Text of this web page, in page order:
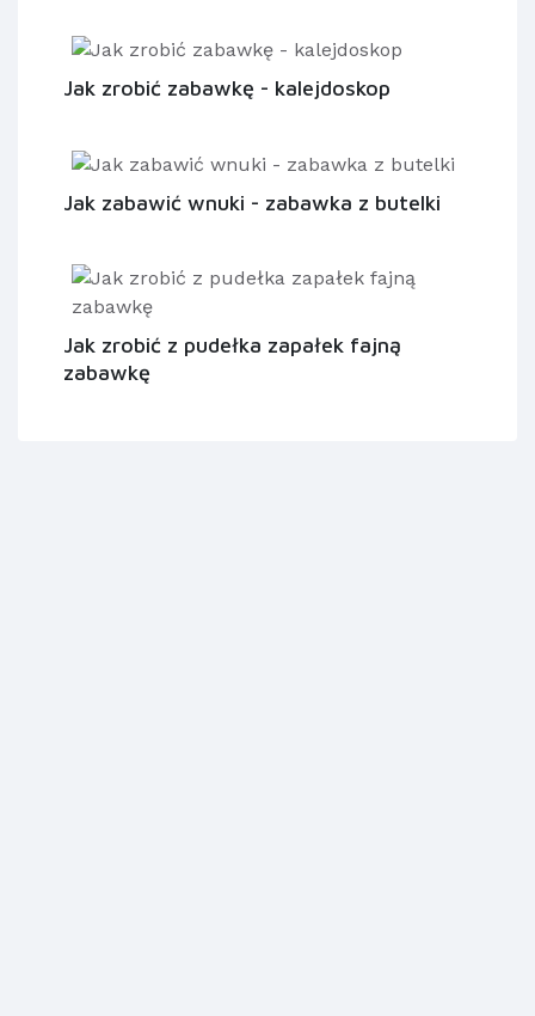
Jak zrobić zabawkę - kalejdoskop
Jak zabawić wnuki - zabawka z butelki
Jak zrobić z pudełka zapałek fajną
zabawkę